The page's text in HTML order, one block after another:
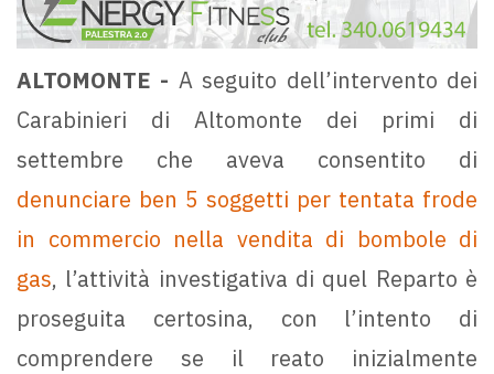
ALTOMONTE - A seguito dell’intervento dei
Carabinieri di Altomonte dei primi di
settembre che aveva consentito di
denunciare ben 5 soggetti per tentata frode
in commercio nella vendita di bombole di
gas, l’attività investigativa di quel Reparto è
proseguita certosina, con l’intento di
comprendere se il reato inizialmente